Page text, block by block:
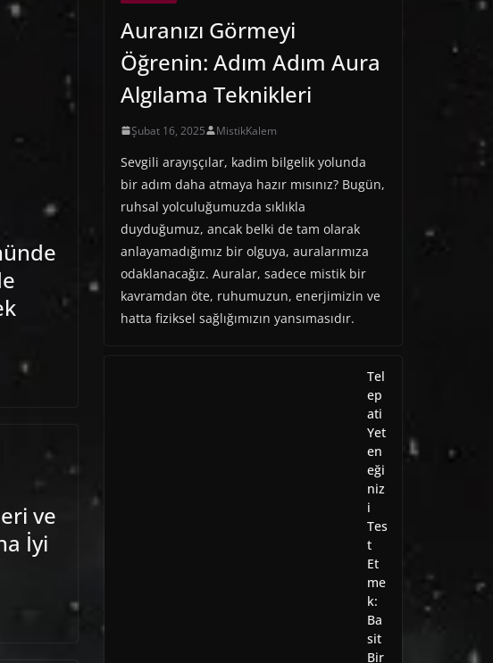
ve
İyi
Auranızı Görmeyi
Öğrenin: Adım Adım Aura
Algılama Teknikleri
Şubat 16, 2025 MistikKalem
Sevgili arayışçılar, kadim bilgelik yolunda
bir adım daha atmaya hazır mısınız? Bugün,
ruhsal yolculuğumuzda sıklıkla
duyduğumuz, ancak belki de tam olarak
anlayamadığımız bir olguya, auralarımıza
odaklanacağız. Auralar, sadece mistik bir
kavramdan öte, ruhumuzun, enerjimizin ve
hatta fiziksel sağlığımızın yansımasıdır.
Tel
ep
ati
Yet
en
eği
niz
i
Tes
t
Et
me
k:
Ba
sit
Bir